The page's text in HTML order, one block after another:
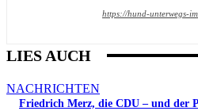
https://hund-unterwegs-
LIES AUCH
NACHRICHTEN
Friedrich Merz, die CDU – und der